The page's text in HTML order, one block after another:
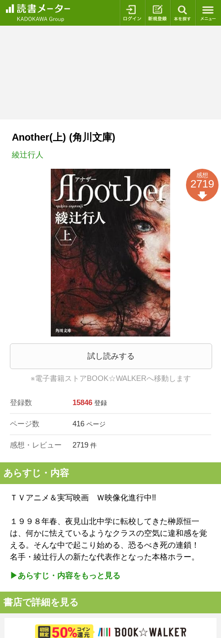
ログイン 新規登録
Another(上) (角川文庫)
綾辻行人
試し読みする
※電子書籍ストアBOOK☆WALKERへ移動します
登録数 15846 登録
ページ数 416 ページ
感想・レビュー 2719 件
感想
2719
あらすじ・内容
ＴＶアニメ＆実写映画 Ｗ映像化進行中!!
１９９８年春、夜見山北中学に転校してきた榊原恒一
は、何かに怯えているようなクラスの空気に違和感を覚
える。そんな中で起こり始める、恐るべき死の連鎖！
名手・綾辻行人の新たな代表作となった本格ホラー。
▶︎あらすじ・内容をもっと見る
書店で詳細を見る